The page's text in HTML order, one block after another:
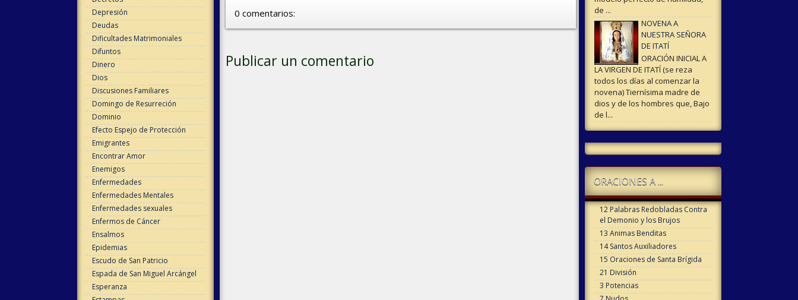
Depresión
Deudas
Dificultades Matrimoniales
Difuntos
Dinero
Dios
Discusiones Familiares
Domingo de Resurreción
Dominio
Efecto Espejo de Protección
Emigrantes
Encontrar Amor
Enemigos
Enfermedades
Enfermedades Mentales
Enfermedades sexuales
Enfermos de Cáncer
Ensalmos
Epidemias
Escudo de San Patricio
Espada de San Miguel Arcángel
Esperanza
0 comentarios:
Publicar un comentario
de ...
NOVENA A
NUESTRA SEÑORA
DE ITATÍ
ORACIÓN INICIAL A
LA VIRGEN DE ITATÍ (se reza
todos los días al comenzar la
novena) Tiernísima madre de
dios y de los hombres que, Bajo
de l...
ORACIONES A ...
12 Palabras Redobladas Contra
el Demonio y los Brujos
13 Animas Benditas
14 Santos Auxiliadores
15 Oraciones de Santa Brígida
21 División
3 Potencias